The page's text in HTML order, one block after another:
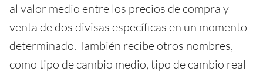
al valor medio entre los precios de compra y
venta de dos divisas específicas en un momento
determinado. También recibe otros nombres,
como tipo de cambio medio, tipo de cambio real